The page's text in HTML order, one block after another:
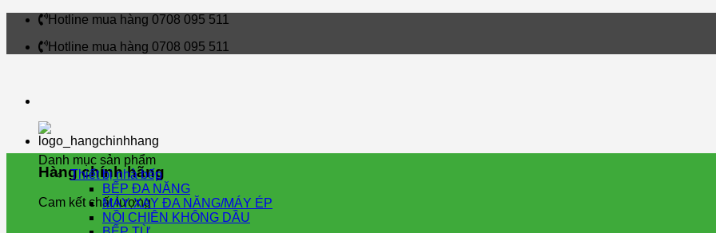
Skip
content
Hotline mua hàng 0708 095 511
Hotline mua hàng 0708 095 511
Hàng chính hãng
Cam kết chất lượng
Danh mục sản phẩm
Thiết bị nhà bếp
BẾP ĐA NĂNG
MÁY XAY ĐA NĂNG/MÁY ÉP
NỒI CHIÊN KHÔNG DẦU